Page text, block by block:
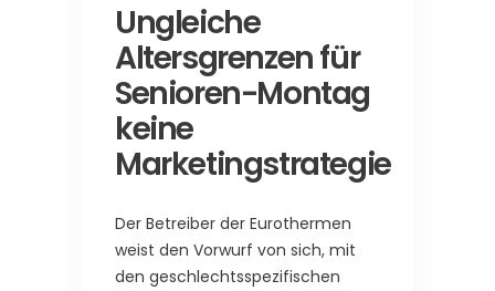
Ungleiche
Altersgrenzen für
Senioren-Montag
keine
Marketingstrategie
Der Betreiber der Eurothermen
weist den Vorwurf von sich, mit
den geschlechtsspezifischen